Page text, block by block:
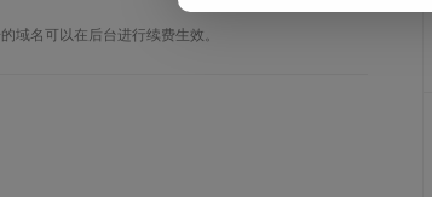
域名可以在后台进行续费生效。